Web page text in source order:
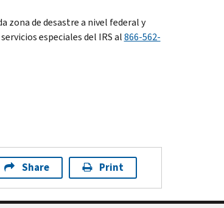
zona de desastre a nivel federal y
especiales del IRS al866-562-
Share Print